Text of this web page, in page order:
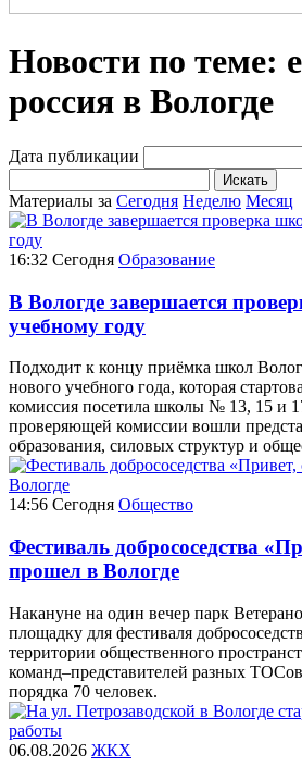
Новости по теме:
россия в Вологде
Дата публикации
Искать
Материалы за Сегодня Неделю Месяц
16:32 Сегодня Образование
В Вологде завершается
учебному году
Подходит к концу приёмка школ
нового учебного года, которая
комиссия посетила школы № 13, 15 и
проверяющей комиссии вошли
образования, силовых структур и
14:56 Сегодня Общество
Фестиваль добрососедства
прошел в Вологде
Накануне на один вечер парк
площадку для фестиваля
территории общественного
команд–представителей разных
порядка 70 человек.
06.08.2026 ЖКХ